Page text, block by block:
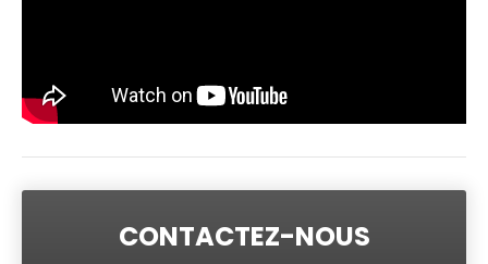
CONTACTEZ-NOUS